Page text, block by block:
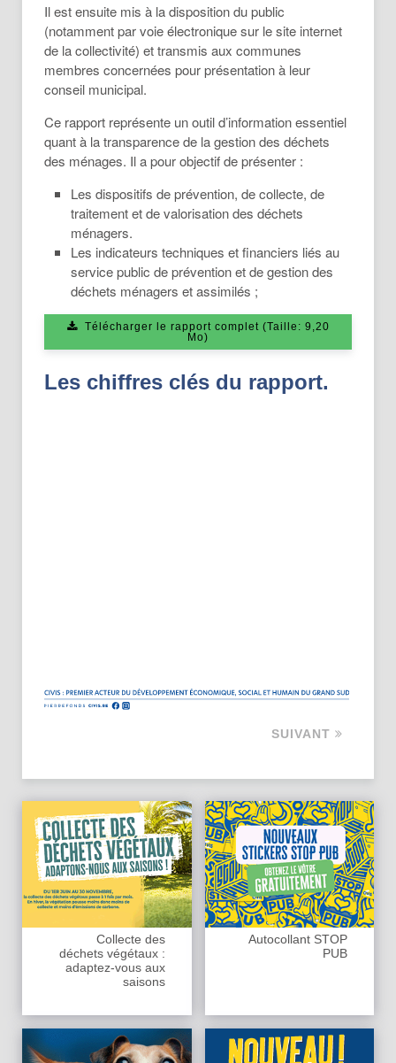
Il est ensuite mis à la disposition du public
(notamment par voie électronique sur le site internet
de la collectivité) et transmis aux communes
membres concernées pour présentation à leur
conseil municipal.
Ce rapport représente un outil d’information essentiel
quant à la transparence de la gestion des déchets
des ménages. Il a pour objectif de présenter :
Les dispositifs de prévention, de collecte, de
traitement et de valorisation des déchets
ménagers.
Les indicateurs techniques et financiers liés au
service public de prévention et de gestion des
déchets ménagers et assimilés ;
Télécharger le rapport complet (Taille: 9,20
Mo)
Les chiffres clés du rapport.
SUIVANT
Collecte des
déchets végétaux :
adaptez-vous aux
saisons
Autocollant STOP
PUB